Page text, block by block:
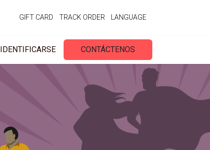
GIFT CARD TRACK ORDER LANGUAGE
IDENTIFICARSE CONTÁCTENOS